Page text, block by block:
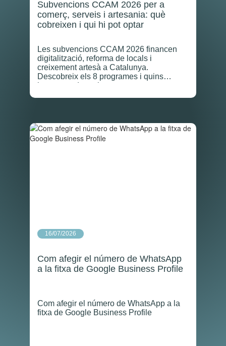
Subvencions CCAM 2026 per a
comerç, serveis i artesania: què
cobreixen i qui hi pot optar
Les subvencions CCAM 2026 financen
digitalització, reforma de locals i
creixement artesà a Catalunya.
Descobreix els 8 programes i quins
imports podeu rebre.
Com afegir el número de WhatsApp
a la fitxa de Google Business Profile
16/07/2026
Com afegir el número de WhatsApp a la
fitxa de Google Business Profile